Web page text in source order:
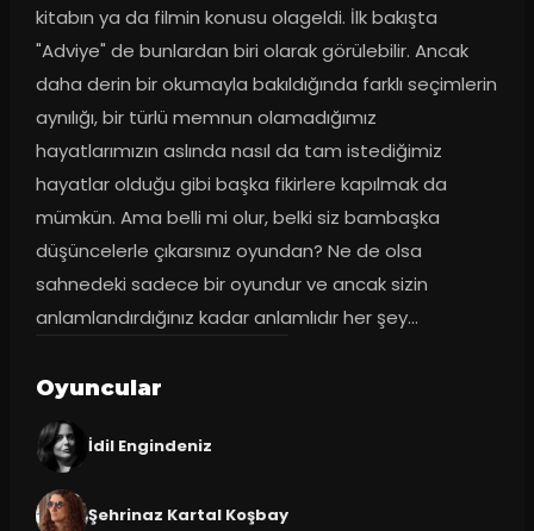
kitabın ya da filmin konusu olageldi. İlk bakışta
"Adviye" de bunlardan biri olarak görülebilir. Ancak
daha derin bir okumayla bakıldığında farklı seçimlerin
aynılığı, bir türlü memnun olamadığımız
hayatlarımızın aslında nasıl da tam istediğimiz
hayatlar olduğu gibi başka fikirlere kapılmak da
mümkün. Ama belli mi olur, belki siz bambaşka
düşüncelerle çıkarsınız oyundan? Ne de olsa
sahnedeki sadece bir oyundur ve ancak sizin
anlamlandırdığınız kadar anlamlıdır her şey...
Oyuncular
İdil Engindeniz
Şehrinaz Kartal Koşbay